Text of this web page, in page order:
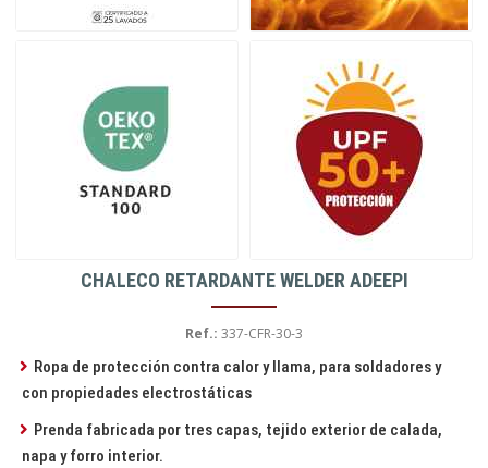
CHALECO RETARDANTE WELDER ADEEPI
Ref.: 337-CFR-30-3
Ropa de protección contra calor y llama, para soldadores y
con propiedades electrostáticas
Prenda fabricada por tres capas, tejido exterior de calada,
napa y forro interior.